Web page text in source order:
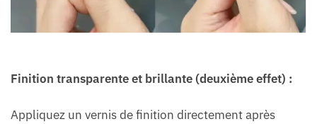
Finition transparente et brillante (deuxième effet) :
Appliquez un vernis de finition directement après